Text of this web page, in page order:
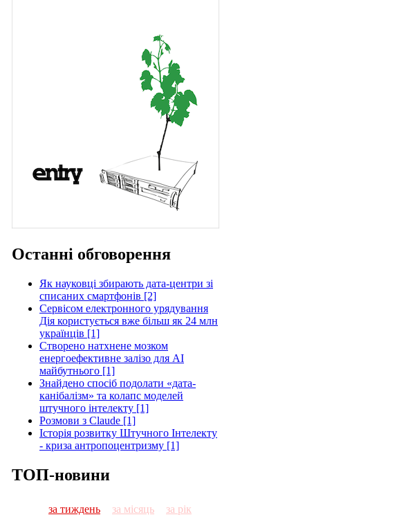
Останні обговорення
Як науковці збирають дата-центри зі
списаних смартфонів [2]
Сервісом електронного урядування
Дія користується вже більш як 24 млн
українців [1]
Створено натхнене мозком
енергоефективне залізо для AI
майбутнього [1]
Знайдено спосіб подолати «дата-
канібалізм» та колапс моделей
штучного інтелекту [1]
Розмови з Claude [1]
Історія розвитку Штучного Інтелекту
- криза антропоцентризму [1]
ТОП-новини
за тиждень за місяць
за рік